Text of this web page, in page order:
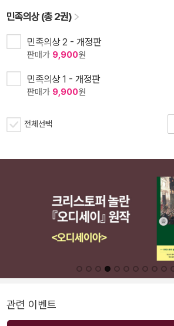
민족의상 (총 2권)
민족의상 2 - 개정판
판매가 9,900원
민족의상 1 - 개정판
판매가 9,900원
전체선택
관련 이벤트